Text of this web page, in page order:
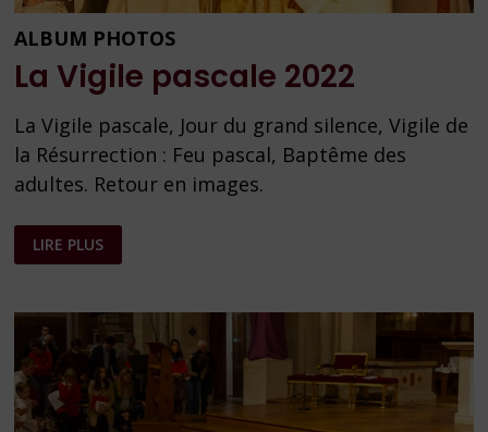
ALBUM PHOTOS
La Vigile pascale 2022
La Vigile pascale, Jour du grand silence, Vigile de
la Résurrection : Feu pascal, Baptême des
adultes. Retour en images.
LA
VIGILE
PASCALE
LIRE PLUS